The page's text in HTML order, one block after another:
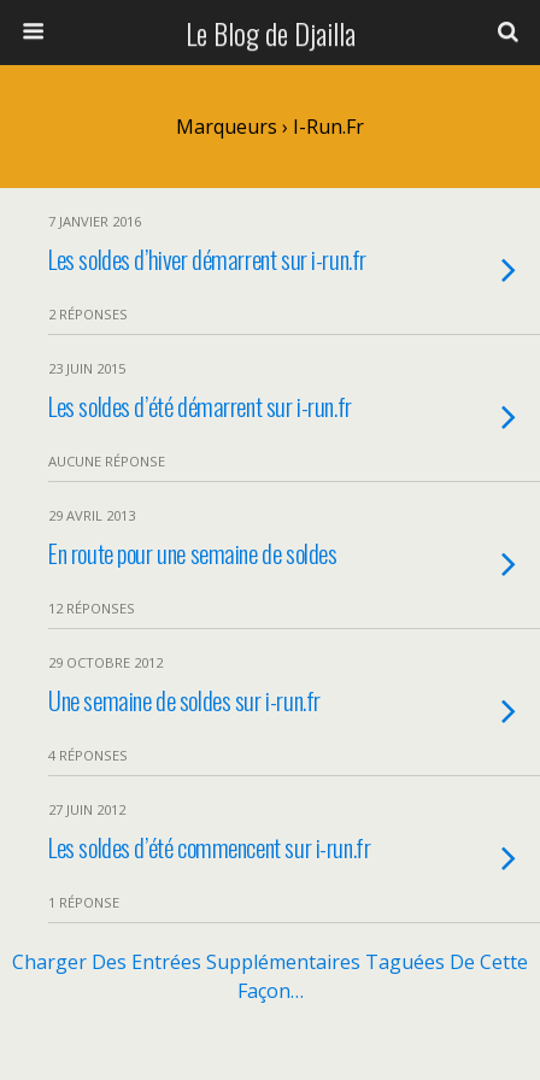
Le Blog de Djailla
Marqueurs › I-Run.fr
7 JANVIER 2016
Les soldes d’hiver démarrent sur i-run.fr
2 RÉPONSES
23 JUIN 2015
Les soldes d’été démarrent sur i-run.fr
AUCUNE RÉPONSE
29 AVRIL 2013
En route pour une semaine de soldes
12 RÉPONSES
29 OCTOBRE 2012
Une semaine de soldes sur i-run.fr
4 RÉPONSES
27 JUIN 2012
Les soldes d’été commencent sur i-run.fr
1 RÉPONSE
Charger Des Entrées Supplémentaires Taguées De Cette
Façon…